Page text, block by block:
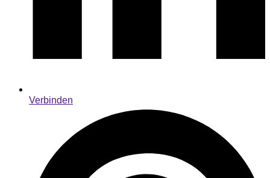
Verbinden